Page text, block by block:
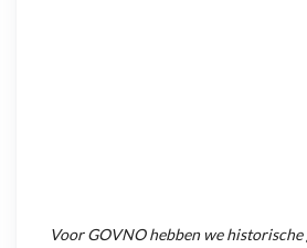
VoorGOVNOhebben we historische